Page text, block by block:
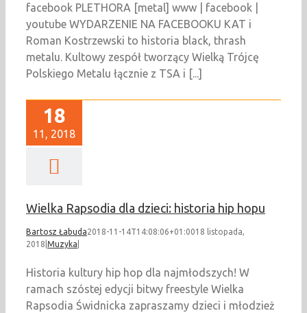
facebook PLETHORA [metal] www | facebook |
youtube WYDARZENIE NA FACEBOOKU KAT i
Roman Kostrzewski to historia black, thrash
metalu. Kultowy zespół tworzący Wielką Trójcę
Polskiego Metalu łącznie z TSA i [...]
18
11, 2018
Wielka Rapsodia dla dzieci: historia hip hopu
Bartosz Łabuda2018-11-14T14:08:06+01:0018 listopada,
2018 Muzyka
Historia kultury hip hop dla najmłodszych! W
ramach szóstej edycji bitwy freestyle Wielka
Rapsodia Świdnicka zapraszamy dzieci i młodzież